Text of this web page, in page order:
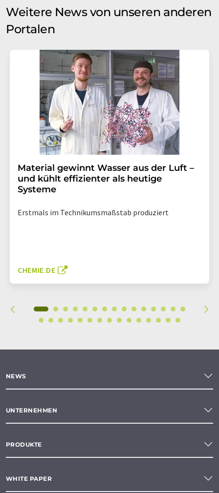
Weitere News von unseren anderen
Portalen
Material gewinnt Wasser aus der Luft –
und kühlt effizienter als heutige
Systeme
Erstmals im Technikumsmaßstab produziert
CHEMIE.DE
NEWS
UNTERNEHMEN
PRODUKTE
WHITE PAPER